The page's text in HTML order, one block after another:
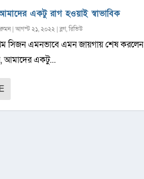
আমাদের একটু রাগ হওয়াই স্বাভাবিক
|আগস্ট ২১, ২০২২ |ব্লগ,রিভিউ
সিজন এমনভাবে এমন জায়গায় শেষ করলেন
আমাদের একটু...